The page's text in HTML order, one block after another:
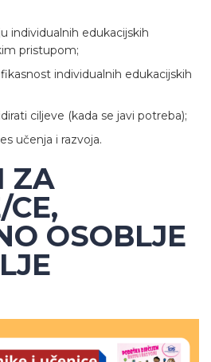
individualnih edukacijskih
pristupom;
individualnih edukacijskih
ciljeve (kada se javi potreba);
učenja i razvoja.
ZA
CE,
OSOBLJE